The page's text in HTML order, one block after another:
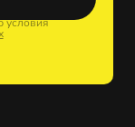
условия